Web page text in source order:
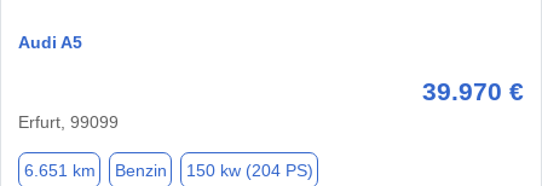
Audi A5
39.970 €
Erfurt, 99099
6.651 km Benzin 150 kw (204 PS)